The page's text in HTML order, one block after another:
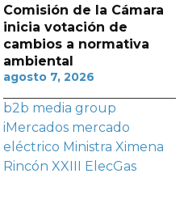
Comisión de la Cámara
inicia votación de
cambios a normativa
ambiental
agosto 7, 2026
b2b media group
iMercados mercado
eléctrico Ministra Ximena
Rincón XXIII ElecGas